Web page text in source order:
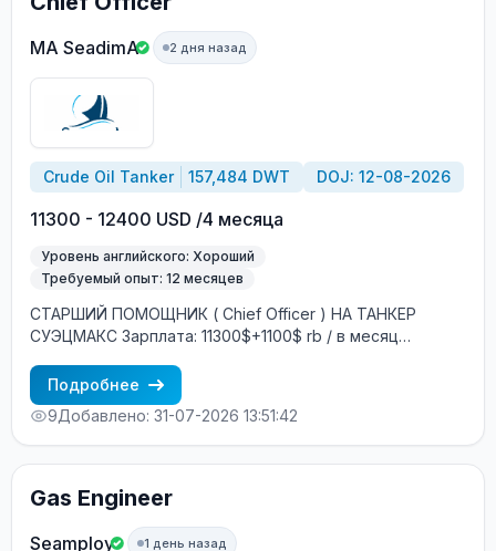
MA SeadimA 2 дня назад
Crude Oil Tanker 157,484 DWT DOJ: 12-08-2026
11300 - 12400 USD /4 месяца
Уровень английского: Хороший
Требуемый опыт: 12 месяцев
СТАРШИЙ ПОМОЩНИК ( Chief Officer ) НА ТАНКЕР
СУЭЦМАКC Зарплата: 11300$+1100$ rb / в месяц
Год постройки: 2009 DWT: 157484 тонны Флаг: Либерия
(НЕ ТЕНЕВОЙ) Построено: Южная Корея
Судовладелец: Греция Контракт: 4 ±1 месяца Посадка:
Август Условия на борту: Смешанный экипаж
(европейцы + филиппинцы) Интернет: 2 ГБ в месяц
бесплатно + 10$ 1ГБ можно докупить БЕСПЛАТНОЕ
трудоустройство! Требования: Минимум 3 контракта
(12 месяцев) в должности СТАРШЕГО ПОМОЩНИКА
Подробнее
9Добавлено: 31-07-2026 13:51:42
Gas Engineer
Seamploy 1 день назад